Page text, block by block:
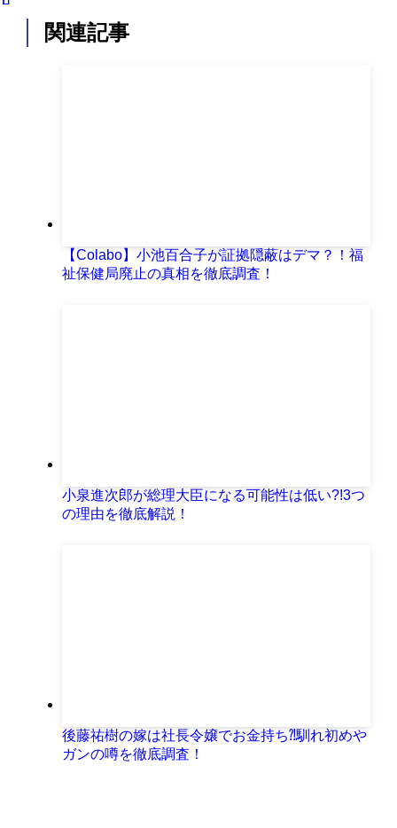
関連記事
【Colabo】小池百合子が証拠隠蔽はデマ？！福
祉保健局廃止の真相を徹底調査！
小泉進次郎が総理大臣になる可能性は低い?!3つ
の理由を徹底解説！
後藤祐樹の嫁は社長令嬢でお金持ち⁈馴れ初めや
ガンの噂を徹底調査！